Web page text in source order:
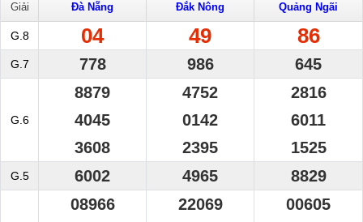
Giải Đà Nẵng Đắk Nông Quảng Ngãi
G.8 04 49 86
G.7 778 986 645
G.6
8879
4045
3608
4752
0142
2395
2816
6011
1525
G.5 6002 4965 8829
08966
22069
00605